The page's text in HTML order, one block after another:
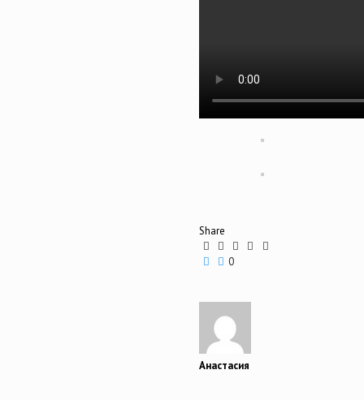
Share
0
Анастасия